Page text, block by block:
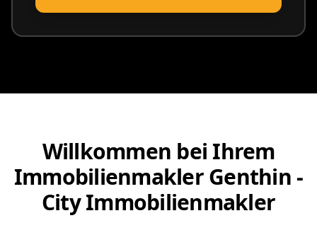
vereinbaren
Willkommen bei Ihrem
Immobilienmakler Genthin -
City Immobilienmakler